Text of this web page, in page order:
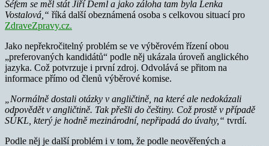
Šéfem se měl stát Jiří Deml a jako záloha tam byla Lenka
Vostalová,“ říká další obeznámená osoba s celkovou situací pro
ZdraveZpravy.cz.
Jako nepřekročitelný problém se ve výběrovém řízení obou
„preferovaných kandidátů“ podle něj ukázala úroveň anglického
jazyka. Což potvrzuje i první zdroj. Odvolává se přitom na
informace přímo od členů výběrové komise.
„Normálně dostali otázky v angličtině, na které ale nedokázali
odpovědět v angličtině. Tak přešli do češtiny. Což prostě v případě
SÚKL, který je hodně mezinárodní, nepřipadá do úvahy,“ tvrdí.
Podle něj je další problém i v tom, že podle neověřených a